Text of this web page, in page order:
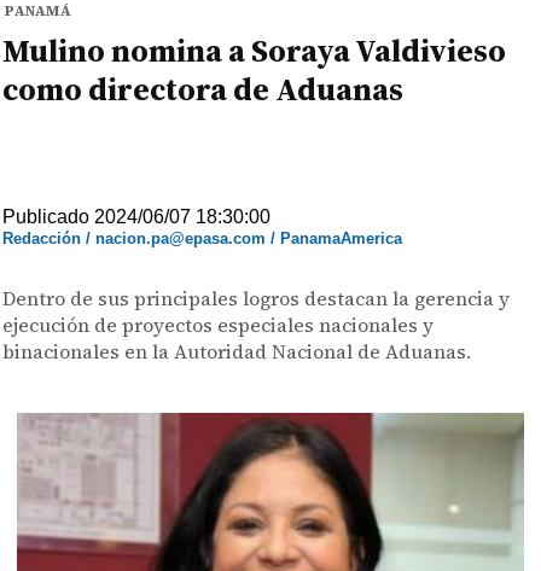
PANAMÁ
Mulino nomina a Soraya Valdivieso
como directora de Aduanas
Publicado 2024/06/07 18:30:00
Redacción / nacion.pa@epasa.com / PanamaAmerica
Dentro de sus principales logros destacan la gerencia y
ejecución de proyectos especiales nacionales y
binacionales en la Autoridad Nacional de Aduanas.